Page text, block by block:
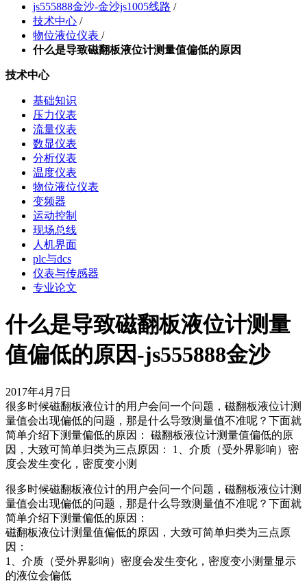
js555888金沙-金沙js1005线路 /
技术中心 /
物位液位仪表 /
什么是导致磁翻板液位计测量值偏低的原因
技术中心
基础知识
压力仪表
流量仪表
数显仪表
分析仪表
温度仪表
物位液位仪表
变频器
运动控制
现场总线
人机界面
plc与dcs
仪表与传感器
专业论文
什么是导致磁翻板液位计测量
值偏低的原因-js555888金沙
2017年4月7日
很多时候磁翻板液位计的用户会问一个问题，磁翻板液位计测
量值会出现偏低的问题，那是什么导致测量值不准呢？下面就
简单介绍下测量偏低的原因： 磁翻板液位计测量值偏低的原
因，大致可简单归类为三点原因： 1、介质（受外界影响）密
度会发生变化，密度变小测
很多时候磁翻板液位计的用户会问一个问题，磁翻板液位计测
量值会出现偏低的问题，那是什么导致测量值不准呢？下面就
简单介绍下测量偏低的原因：
磁翻板液位计测量值偏低的原因，大致可简单归类为三点原
因：
1、介质（受外界影响）密度会发生变化，密度变小测量显示
的液位会偏低